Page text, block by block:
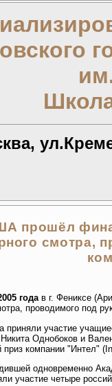
прошёл
смотра,
годав г. Фениксе
проводимого под
приняли участие
Однобоков и
компании "Интел"
одновременно
участие четыре